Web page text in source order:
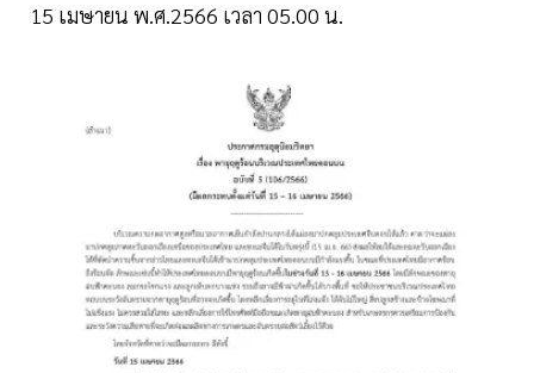
15 เมษายน พ.ศ.2566 เวลา 05.00 น.